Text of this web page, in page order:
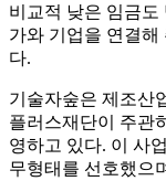
비교적 낮은 임금도
가와 기업을 연결해
다.
기술자숲은 제조산
플러스재단이 주관
영하고 있다. 이 사
무형태를 선호했으